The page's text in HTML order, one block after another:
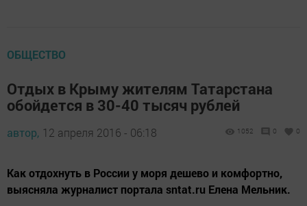
ОБЩЕСТВО
Отдых в Крыму жителям Татарстана
обойдется в 30-40 тысяч рублей
автор, 12 апреля 2016 - 06:18 1052 0 0
Как отдохнуть в России у моря дешево и комфортно,
выясняла журналист портала sntat.ru Елена Мельник.